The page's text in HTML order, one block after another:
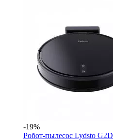
-19%
Робот-пылесос Lydsto G2D